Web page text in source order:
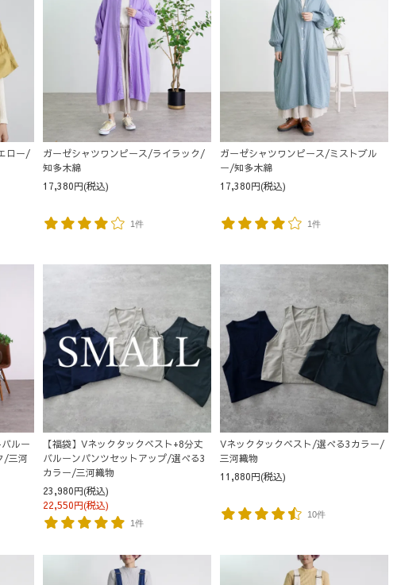
ロー/
ガーゼシャツワンピース/ライラック/
知多木綿
17,380円(税込)
1件
ガーゼシャツワンピース/ミストブル
ー/知多木綿
17,380円(税込)
1件
ルー
/三河
【福袋】Vネックタックベスト+8分丈
バルーンパンツセットアップ/選べる3
カラー/三河織物
23,980円(税込)
22,550円(税込)
1件
Vネックタックベスト/選べる3カラー/
三河織物
11,880円(税込)
10件